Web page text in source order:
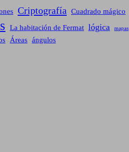
Criptografía Cuadrado mágico
La habitación de Fermat lógica mapas
Áreas ángulos